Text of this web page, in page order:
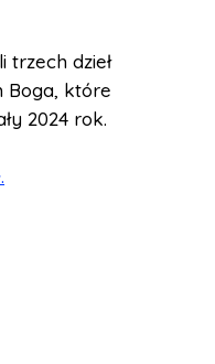
trzech dzieł
Boga, które
2024 rok.